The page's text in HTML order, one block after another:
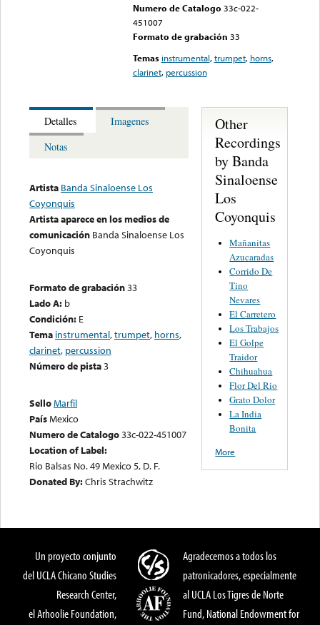
Numero de Catalogo 33c-022-
451007
Formato de grabación 33
Temas instrumental,trumpet, horns,
clarinet, percussion
Detalles
Imagenes
Notas
Artista Banda Sinaloense Los
Coyonquis
Artista aparece en los medios de
comunicación Banda Sinaloense Los
Coyonquis
Formato de grabación33
Lado A: b
Condición: E
Tema instrumental,trumpet, horns,
clarinet, percussion
Número de pista3
SelloMarfil
PaísMexico
Numero de Catalogo33c-022-451007
Location of Label:
Rio Balsas No. 49 Mexico 5, D. F.
Donated By:Chris Strachwitz
Other
Recordings
by Banda
Sinaloense
Los
Coyonquis
Mañanitas
Azucaradas
Corrido De
Tino
Nevares
El Carretero
Los Trabajos
El Golpe
Traidor
Chihuahua
Flor Del Rio
Grato Dolor
La India
Bonita
More
Un proyecto conjunto
del UCLA Chicano Studies
Research Center,
el Arhoolie Foundation,
Agradecemos a todos los
patronicadores, especialmente
al UCLA Los Tigres de Norte
Fund, National Endowment for